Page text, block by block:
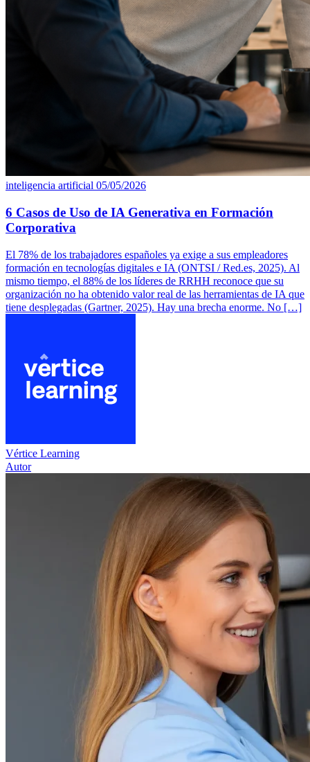
inteligencia artificial 05/05/2026
6 Casos de Uso de IA Generativa en Formación
Corporativa
El 78% de los trabajadores españoles ya exige a sus empleadores
formación en tecnologías digitales e IA (ONTSI / Red.es, 2025). Al
mismo tiempo, el 88% de los líderes de RRHH reconoce que su
organización no ha obtenido valor real de las herramientas de IA que
tiene desplegadas (Gartner, 2025). Hay una brecha enorme. No […]
Vértice Learning
Autor